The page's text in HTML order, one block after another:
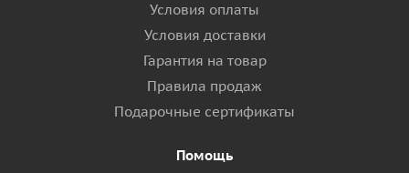
Условия оплаты
Условия доставки
Гарантия на товар
Правила продаж
Подарочные сертификаты
Помощь